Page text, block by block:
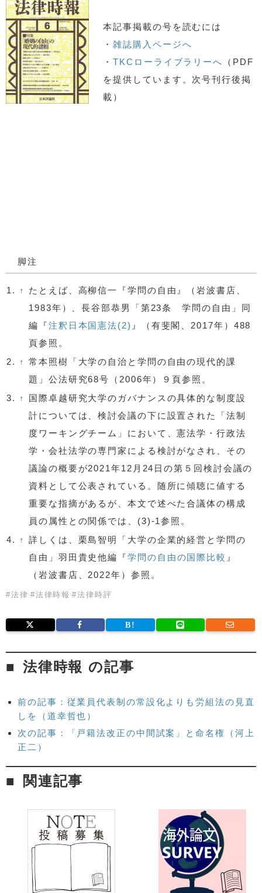
本記事掲載の号を読むには
・雑誌購入ページへ
・TKCローライブラリーへ
（PDF
を提供しています。次号刊行後掲
載）
脚注
1. ↑
たとえば、高柳信一『学問の自由』（岩波書店、
1983年）、長谷部恭男「第23条 学問の自由」同
編『注釈日本国憲法(2) 』（有斐閣、2017年）488
頁参照。
2.
↑ 常本照樹「大学の自治と学問の自由の現代的課
題」公法研究68号（2006年）９頁参照。
3.
↑
国際卓越研究大学のガバナンスの具体的な制度設
計については、検討会議の下に設置された「法制
度ワーキングチーム」において、憲法学・行政法
学・会社法学の専門家による検討がなされ、その
議論の概要が2021年12月24日の第５回検討会議の
資料として公表されている。随所に傾聴に値する
重要な指摘があるが、本文で述べた合議体の構成
員の属性との関係では、(3)-1参照。
4.
↑ 詳しくは、栗島智明「大学の企業的経営と学問の
自由」羽田貴史他編『学問の自由の国際比較 』
（岩波書店、2022年）参照。
#法律 #法律時報 #法律時評
法律時報 の記事
前の記事：従業員代表制の常設化よりも労組法の見直
しを（道幸哲也）
次の記事：「戸籍法改正の中間試案」と命名権（河上
正二）
関連記事